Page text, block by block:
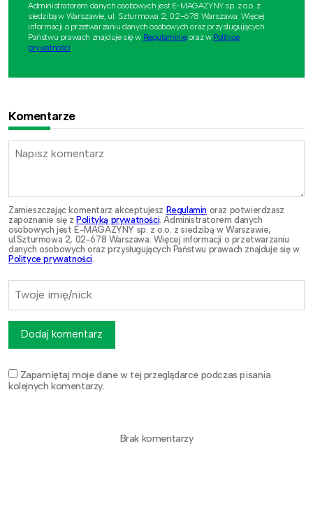
Administratorem danych osobowych jest E-MAGAZYNY sp. z o.o. z
siedzibą w Warszawie, ul. Szturmowa 2, 02-678 Warszawa. Więcej
informacji o przetwarzaniu danych osobowych oraz przysługujących
Państwu prawach znajduje się w Regulaminieoraz w Polityce
prywatności.
Komentarze
Zamieszczając komentarz akceptujesz Regulamin oraz potwierdzasz
zapoznanie się z Polityką prywatności. Administratorem danych
osobowych jest E-MAGAZYNY sp. z o.o. z siedzibą w Warszawie,
ul.Szturmowa 2, 02-678 Warszawa. Więcej informacji o przetwarzaniu
danych osobowych oraz przysługujących Państwu prawach znajduje się w
Polityce prywatności.
Zapamiętaj moje dane w tej przeglądarce podczas pisania
kolejnych komentarzy.
Dodaj komentarz
Brak komentarzy